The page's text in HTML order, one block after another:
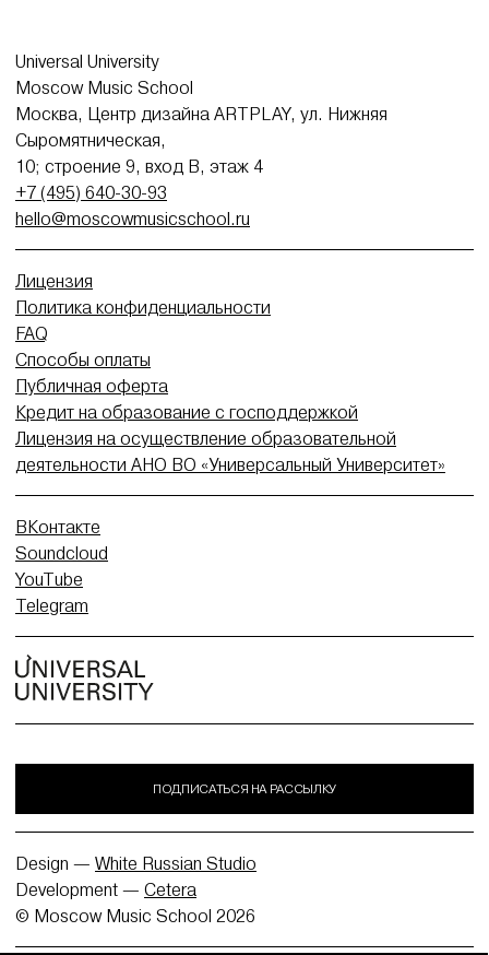
Universal University
Moscow Music School
Москва, Центр дизайна ARTPLAY, ул. Нижняя
Сыромятническая,
10; строение 9, вход В, этаж 4
+7 (495) 640-30-93
hello@moscowmusicschool.ru
Лицензия
Политика конфиденциальности
FAQ
Способы оплаты
Публичная оферта
Кредит на образование с господдержкой
Лицензия на осуществление образовательной
деятельности АНО ВО «Универсальный Университет»
ВКонтакте
Soundcloud
YouTube
Telegram
ПОДПИСАТЬСЯ НА РАССЫЛКУ
Design — White Russian Studio
Development — Cetera
© Moscow Music School 2026